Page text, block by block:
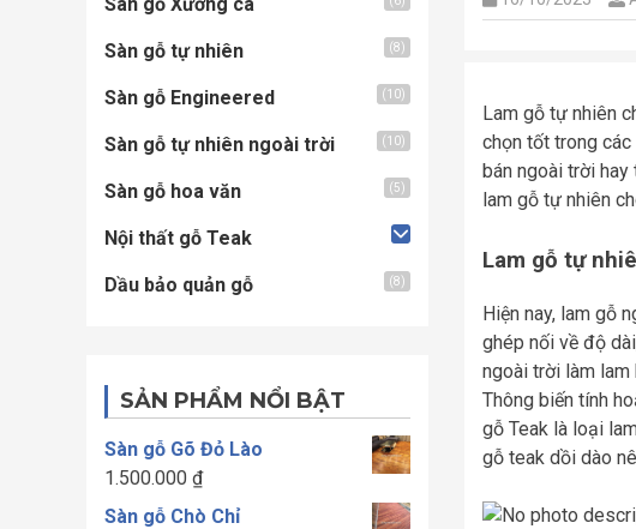
Lam gỗ tự nhiên
chọn tốt trong
bán ngoài trời
lam gỗ tự nhiên
Lam gỗ tự
Hiện nay, lam gỗ
ghép nối về độ
ngoài trời làm lam
Thông biến tính
gỗ Teak là loại
gỗ teak dồi dào
Sàn gỗ tự nhiên (8)
Sàn gỗ Engineered (10)
Sàn gỗ tự nhiên ngoài trời (10)
Sàn gỗ hoa văn (5)
Nội thất gỗ Teak
Dầu bảo quản gỗ (8)
SẢN PHẨM NỔI BẬT
Sàn gỗ Gõ Đỏ Lào
1.500.000 ₫
Sàn gỗ Chò Chỉ